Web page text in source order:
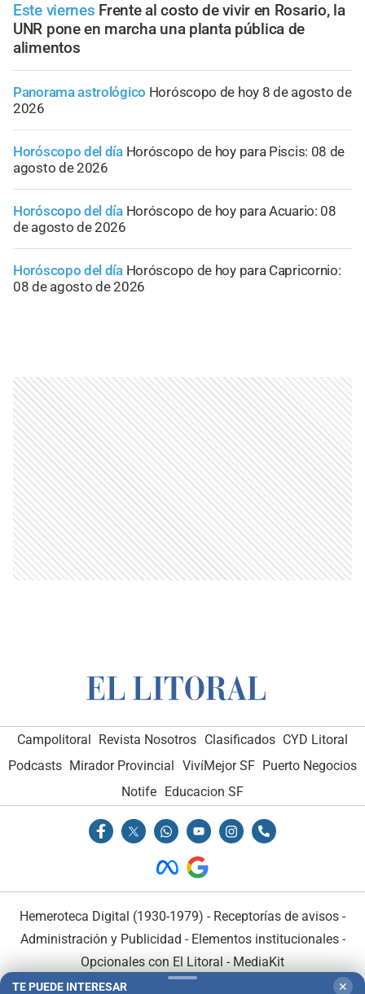
Este viernes Frente al costo de vivir en Rosario, la
UNR pone en marcha una planta pública de
alimentos
Panorama astrológico Horóscopo de hoy 8 de agosto de
2026
Horóscopo del día Horóscopo de hoy para Piscis: 08 de
agosto de 2026
Horóscopo del día Horóscopo de hoy para Acuario: 08
de agosto de 2026
Horóscopo del día Horóscopo de hoy para Capricornio:
08 de agosto de 2026
Campolitoral Revista Nosotros Clasificados CYD Litoral
Podcasts Mirador Provincial VivíMejor SF Puerto Negocios
Notife Educacion SF
Hemeroteca Digital (1930-1979) - Receptorías de avisos -
Administración y Publicidad - Elementos institucionales-
Opcionales con El Litoral - MediaKit
TE PUEDE INTERESAR ✕